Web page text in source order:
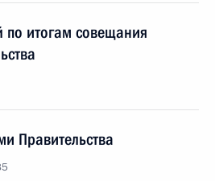
по итогам совещания
Правительства